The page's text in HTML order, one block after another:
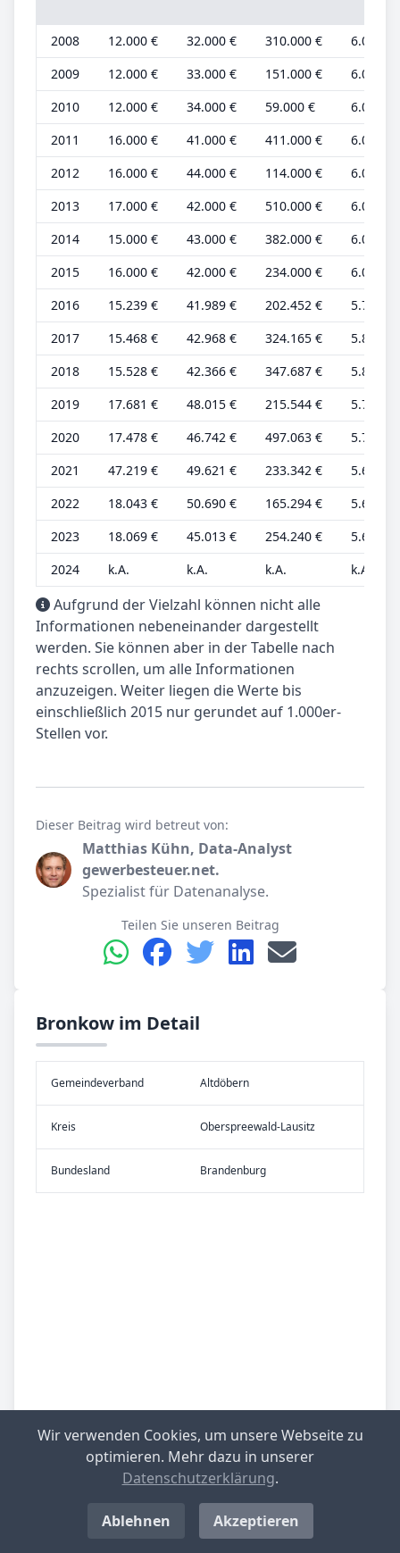
2008 12.000 € 32.000 € 310.000 €
6.000 €
2009
12.000 € 33.000 € 151.000 €
6.000 €
2010
12.000 € 34.000 € 59.000 €
6.000 €
2011
16.000 € 41.000 € 411.000 €
6.000 €
2012
16.000 € 44.000 € 114.000 €
6.000 €
2013
17.000 € 42.000 € 510.000 €
6.000 €
2014
15.000 € 43.000 € 382.000 €
6.000 €
2015
16.000 € 42.000 € 234.000 €
6.000 €
2016
15.239 € 41.989 € 202.452 €
5.751 €
2017
15.468 € 42.968 € 324.165 €
5.837 €
2018
15.528 € 42.366 € 347.687 €
5.860 €
2019
17.681 € 48.015 € 215.544 €
5.797 €
2020
17.478 € 46.742 € 497.063 €
5.730 €
2021
47.219 € 49.621 € 233.342 €
5.669 €
2022
18.043 € 50.690 € 165.294 €
5.638 €
2023
18.069 € 45.013 € 254.240 €
5.647 €
2024
k.A. k.A. k.A. k.A.
Aufgrund der Vielzahl können nicht alle
Informationen nebeneinander dargestellt
werden. Sie können aber in der Tabelle nach
rechts scrollen, um alle Informationen
anzuzeigen. Weiter liegen die Werte bis
einschließlich 2015 nur gerundet auf 1.000er-
Stellen vor.
Dieser Beitrag wird betreut von:
Matthias Kühn, Data-Analyst
gewerbesteuer.net.
Spezialist für Datenanalyse.
Teilen Sie unseren Beitrag
Bronkow im Detail
Gemeinde­verband Altdöbern
Kreis Oberspreewald-Lausitz
Bundes­land Brandenburg
Be­sied­lung gering besiedelt
Wir verwenden Cookies, um unsere Webseite zu
optimieren. Mehr dazu in unserer
Datenschutzerklärung.
Ablehnen Akzeptieren